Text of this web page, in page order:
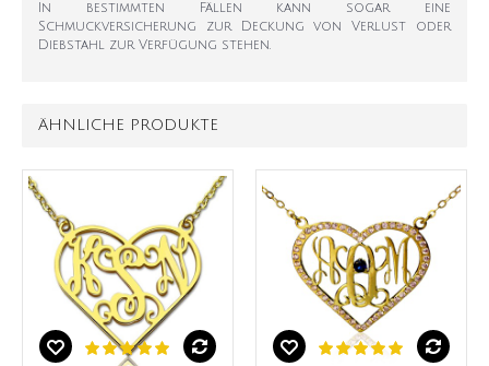
In bestimmten Fällen kann sogar eine
Schmuckversicherung zur Deckung von Verlust oder
Diebstahl zur Verfügung stehen.
ÄHNLICHE PRODUKTE